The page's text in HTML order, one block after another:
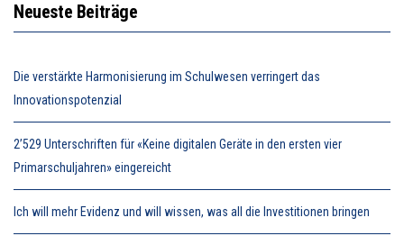
Neueste Beiträge
Die verstärkte Harmonisierung im Schulwesen verringert das
Innovationspotenzial
2’529 Unterschriften für «Keine digitalen Geräte in den ersten vier
Primarschuljahren» eingereicht
Ich will mehr Evidenz und will wissen, was all die Investitionen bringen